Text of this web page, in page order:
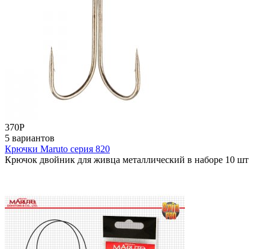
370Р
5 вариантов
Крючки Maruto серия 820
Крючок двойник для живца металлический в наборе 10 шт